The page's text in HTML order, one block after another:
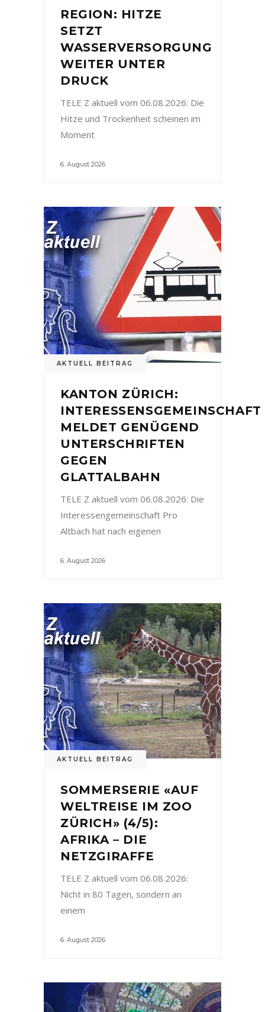
REGION: HITZE
SETZT
WASSERVERSORGUNG
WEITER UNTER
DRUCK
TELE Z aktuell vom 06.08.2026: Die
Hitze und Trockenheit scheinen im
Moment
6. August 2026
AKTUELL BEITRAG
KANTON ZÜRICH:
INTERESSENSGEMEINSCHAFT
MELDET GENÜGEND
UNTERSCHRIFTEN
GEGEN
GLATTALBAHN
TELE Z aktuell vom 06.08.2026: Die
Interessengemeinschaft Pro
Altbach hat nach eigenen
6. August 2026
AKTUELL BEITRAG
SOMMERSERIE «AUF
WELTREISE IM ZOO
ZÜRICH» (4/5):
AFRIKA – DIE
NETZGIRAFFE
TELE Z aktuell vom 06.08.2026:
Nicht in 80 Tagen, sondern an
einem
6. August 2026